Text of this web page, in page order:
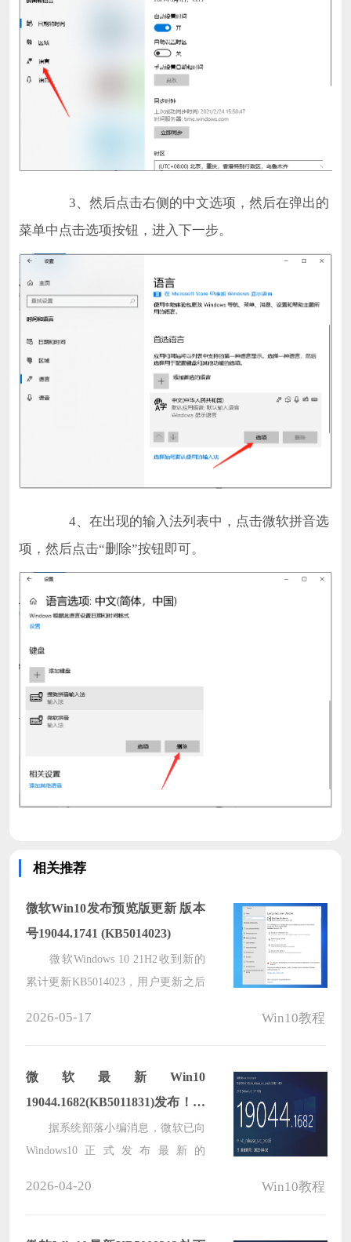
3、然后点击右侧的中文选项，然后在弹出的
菜单中点击选项按钮，进入下一步。
4、在出现的输入法列表中，点击微软拼音选
项，然后点击“删除”按钮即可。
相关推荐
微软Win10发布预览版更新 版本
号19044.1741 (KB5014023)
微软Windows 10 21H2收到新的
累计更新KB5014023，用户更新之后
正确处理其输入参数的问题。
2026-05-17 Win10教程
微软最新Win10
19044.1682(KB5011831)发布！附
完整更新内容
据系统部落小编消息，微软已向
Windows10正式发布最新的
2026-04-20 Win10教程